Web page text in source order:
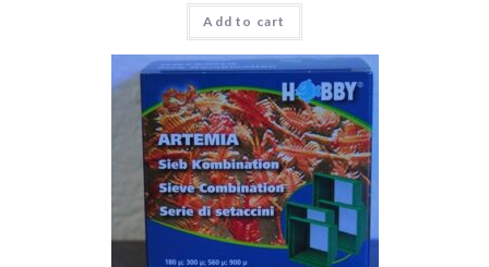
Add to cart